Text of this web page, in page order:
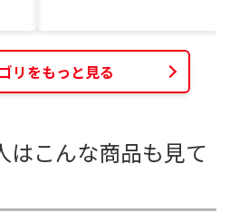
リをもっと見る
はこんな商品も見て